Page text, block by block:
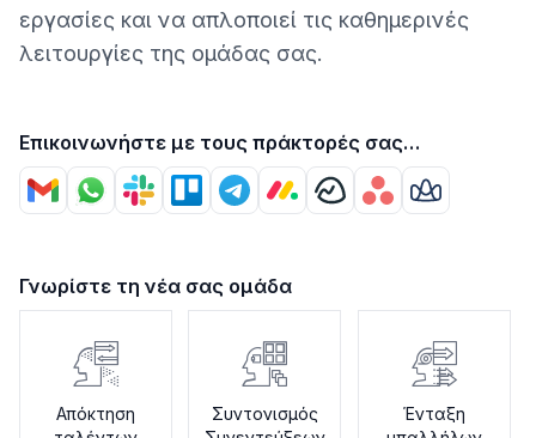
εργασίες και να απλοποιεί τις καθημερινές
λειτουργίες της ομάδας σας.
Επικοινωνήστε με τους πράκτορές σας
χρησιμοποιώντας
Γνωρίστε τη νέα σας ομάδα
Απόκτηση
Συντονισμός
Ένταξη